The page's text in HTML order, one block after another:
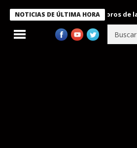
NOTICIAS DE ÚLTIMA HORA
Bukele condecora a miembros de la